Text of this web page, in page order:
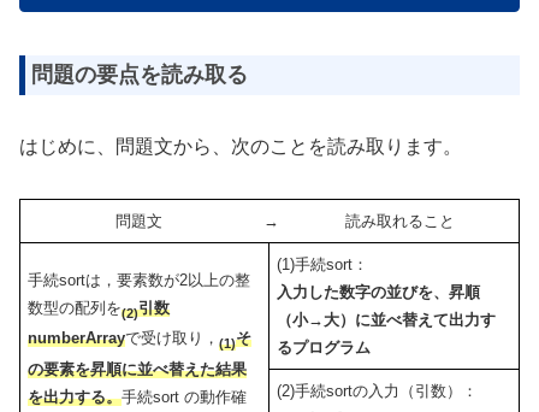
問題の要点を読み取る
はじめに、問題文から、次のことを読み取ります。
問題文 → 読み取れること
手続sortは，要素数が2以上の整
数型の配列を(2)引数
numberArrayで受け取り，(1)そ
の要素を昇順に並べ替えた結果
を出力する。手続sort の動作確
(1)手続sort：
入力した数字の並びを、昇順
（小→大）に並べ替えて出力す
るプログラム
(2)手続sortの入力（引数）：